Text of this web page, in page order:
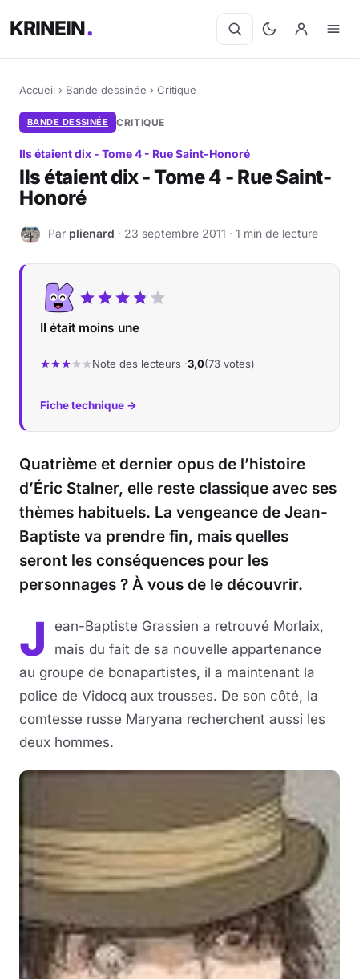
KRINEIN
Accueil › Bande dessinée › Critique
BANDE DESSINÉE CRITIQUE
Ils étaient dix - Tome 4 - Rue Saint-Honoré
Ils étaient dix - Tome 4 - Rue Saint-
Honoré
P Par plienard · 23 septembre 2011 · 1 min de lecture
Il était moins une
Note des lecteurs ·3,0(73 votes)
Fiche technique →
Quatrième et dernier opus de l’histoire
d’Éric Stalner, elle reste classique avec ses
thèmes habituels. La vengeance de Jean-
Baptiste va prendre fin, mais quelles
seront les conséquences pour les
personnages ? À vous de le découvrir.
J
ean-Baptiste Grassien a retrouvé Morlaix,
mais du fait de sa nouvelle appartenance
au groupe de bonapartistes, il a maintenant la
police de Vidocq aux trousses. De son côté, la
comtesse russe Maryana recherchent aussi les
deux hommes.